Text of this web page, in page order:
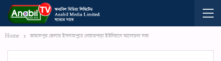
Home জামালপুর জেলার ইসলামপুরে নোয়ারপাড়া ইউনিয়নে আলোচনা সভা